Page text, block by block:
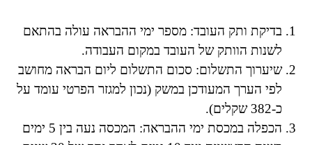
בדיקת ותק העובד: מספר ימי ההבראה עולה בהתאם
לשנות הוותק של העובד במקום העבודה.
שיערוך התשלום: סכום התשלום ליום הבראה מחושב
לפי הערך המעודכן במשק (נכון למגזר הפרטי עומד על
כ-382 שקלים).
הכפלה במכסת ימי ההבראה: המכסה נעה בין 5 ימים